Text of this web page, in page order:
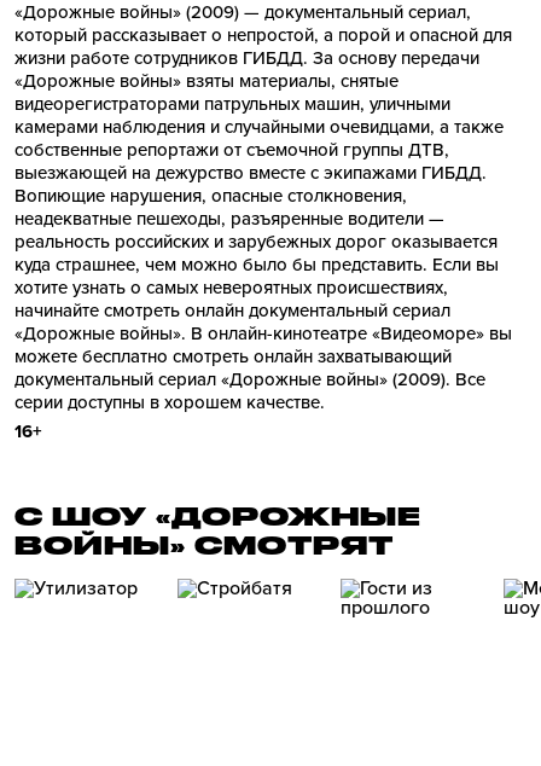
«Дорожные войны» (2009) — документальный сериал,
который рассказывает о непростой, а порой и опасной для
жизни работе сотрудников ГИБДД. За основу передачи
«Дорожные войны» взяты материалы, снятые
видеорегистраторами патрульных машин, уличными
камерами наблюдения и случайными очевидцами, а также
собственные репортажи от съемочной группы ДТВ,
выезжающей на дежурство вместе с экипажами ГИБДД.
Вопиющие нарушения, опасные столкновения,
неадекватные пешеходы, разъяренные водители —
реальность российских и зарубежных дорог оказывается
куда страшнее, чем можно было бы представить. Если вы
хотите узнать о самых невероятных происшествиях,
начинайте смотреть онлайн документальный сериал
«Дорожные войны». В онлайн-кинотеатре «Видеоморе» вы
можете бесплатно смотреть онлайн захватывающий
документальный сериал «Дорожные войны» (2009). Все
серии доступны в хорошем качестве.
16+
С ШОУ «ДОРОЖНЫЕ
ВОЙНЫ» СМОТРЯТ